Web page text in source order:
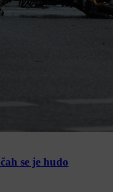
se je hudo